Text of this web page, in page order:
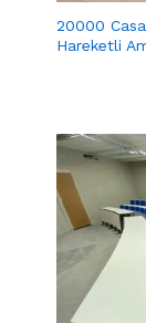
20000
Hareketli